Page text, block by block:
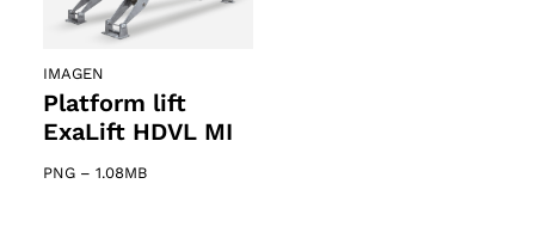
IMAGEN
Platform lift
ExaLift HDVL MI
PNG – 1.08MB